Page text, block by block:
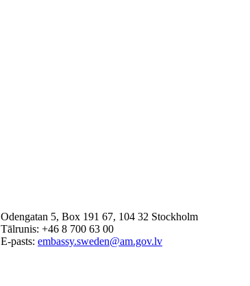
Odengatan 5, Box 191 67, 104 32 Stockholm
Tālrunis: +46 8 700 63 00
E-pasts: embassy.sweden@am.gov.lv